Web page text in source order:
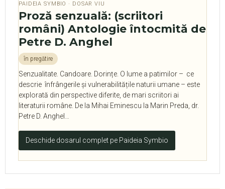
PAIDEIA SYMBIO · DOSAR VIU
Proză senzuală: (scriitori
români) Antologie întocmită de
Petre D. Anghel
în pregătire
Senzualitate. Candoare. Dorințe. O lume a patimilor – ce
descrie înfrângerile și vulnerabilitățile naturii umane – este
explorată din perspective diferite, de mari scriitori ai
literaturii române. De la Mihai Eminescu la Marin Preda, dr.
Petre D. Anghel…
Deschide dosarul complet pe Paideia Symbio